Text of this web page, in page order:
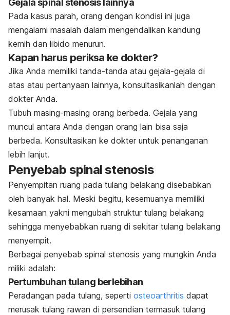
Gejala spinal stenosis lainnya
Pada kasus parah, orang dengan kondisi ini juga
mengalami masalah dalam mengendalikan kandung
kemih dan libido menurun.
Kapan harus periksa ke dokter?
Jika Anda memiliki tanda-tanda atau gejala-gejala di
atas atau pertanyaan lainnya, konsultasikanlah dengan
dokter Anda.
Tubuh masing-masing orang berbeda. Gejala yang
muncul antara Anda dengan orang lain bisa saja
berbeda. Konsultasikan ke dokter untuk penanganan
lebih lanjut.
Penyebab spinal stenosis
Penyempitan ruang pada tulang belakang disebabkan
oleh banyak hal. Meski begitu, kesemuanya memiliki
kesamaan yakni mengubah struktur tulang belakang
sehingga menyebabkan ruang di sekitar tulang belakang
menyempit.
Berbagai penyebab spinal stenosis yang mungkin Anda
miliki adalah:
Pertumbuhan tulang berlebihan
Peradangan pada tulang, seperti osteoarthritis dapat
merusak tulang rawan di persendian termasuk tulang